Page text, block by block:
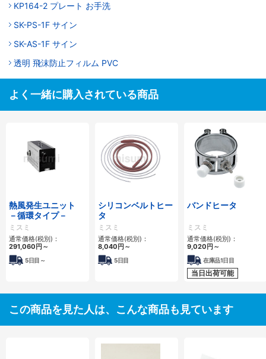
KP164-2 プレート お手洗
SK-PS-1F サイン
SK-AS-1F サイン
透明 飛沫防止フィルム PVC
よく一緒に購入されている商品
熱風発生ユニット
－循環タイプ－
ミスミ
通常価格(税別)：
291,060円 ～
5日目～
シリコンベルトヒー
タ
ミスミ
通常価格(税別)：
8,040円 ～
5日目
バンドヒータ
ミスミ
通常価格(税別)：
9,020円 ～
在庫品1日目
当日出荷可能
この商品を見た人は、こんな商品も見ています